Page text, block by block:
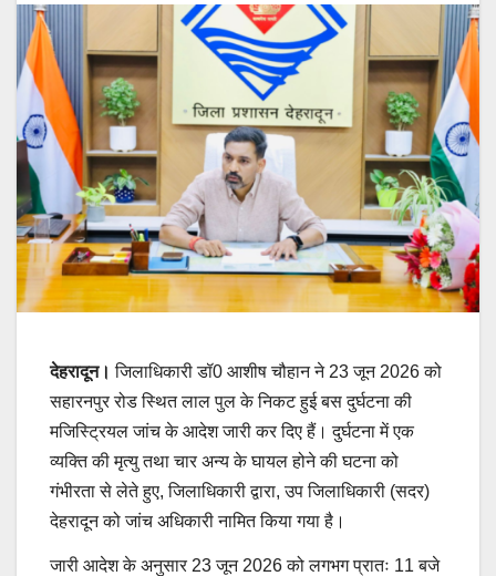
देहरादून।जिलाधिकारी डॉ0 आशीष चौहान ने 23 जून 2026 को
सहारनपुर रोड स्थित लाल पुल के निकट हुई बस दुर्घटना की
मजिस्ट्रियल जांच के आदेश जारी कर दिए हैं। दुर्घटना में एक
व्यक्ति की मृत्यु तथा चार अन्य के घायल होने की घटना को
गंभीरता से लेते हुए, जिलाधिकारी द्वारा, उप जिलाधिकारी (सदर)
देहरादून को जांच अधिकारी नामित किया गया है।
जारी आदेश के अनुसार 23 जून 2026 को लगभग प्रातः 11 बजे